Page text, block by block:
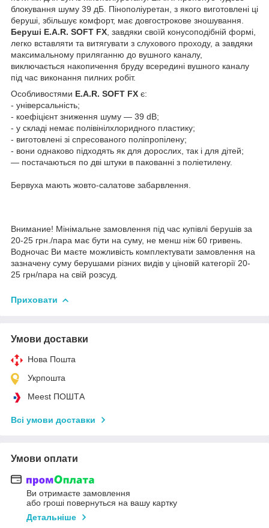
блокування шуму 39 дБ. Пінополіуретан, з якого виготовлені ці
беруші, збільшує комфорт, має довгострокове зношування.
Беруші E.A.R. SOFT FX , завдяки своїй конусоподібній формі,
легко вставляти та витягувати з слухового проходу, а завдяки
максимальному приляганню до вушного каналу,
виключається накопичення бруду всередині вушного каналу
під час виконання пилних робіт.
Особливостями E.A.R. SOFT FX є:
- універсальність;
- коефіцієнт зниження шуму — 39 dB;
- у складі немає полівінілхлоридного пластику;
- виготовлені зі спресованого поліпропілену;
- вони однаково підходять як для дорослих, так і для дітей;
— постачаються по дві штуки в пакованні з поліетилену.
Бервуха мають жовто-салатове забарвлення.
Внимание! Мінімальне замовлення під час купівлі берушів за
20-25 грн./пара має бути на суму, не менш ніж 60 гривень.
Водночас Ви маєте можливість комплектувати замовлення на
зазначену суму берушами різних видів у ціновій категорії 20-
25 грн/пара на свій розсуд.
Приховати
Умови доставки
Нова Пошта
Укрпошта
Meest ПОШТА
Всі умови доставки
Умови оплати
Ви отримаєте замовлення
або гроші повернуться на вашу картку
Детальніше